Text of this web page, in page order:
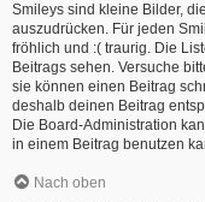
Smileys sind kleine Bilder,
auszudrücken. Für jeden
fröhlich und :( traurig. Die
Beitrags sehen. Versuche
sie können einen Beitrag
deshalb deinen Beitrag
Die Board-Administration
in einem Beitrag benutzen
Nach oben